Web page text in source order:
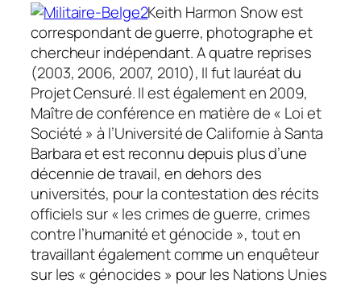
Keith Harmon Snow est
correspondant de guerre, photographe et
chercheur indépendant. A quatre reprises
(2003, 2006, 2007, 2010), Il fut lauréat du
Projet Censuré. Il est également en 2009,
Maître de conférence en matière de « Loi et
Société » à l’Université de Californie à Santa
Barbara et est reconnu depuis plus d’une
décennie de travail, en dehors des
universités, pour la contestation des récits
officiels sur « les crimes de guerre, crimes
contre l’humanité et génocide », tout en
travaillant également comme un enquêteur
sur les « génocides » pour les Nations Unies